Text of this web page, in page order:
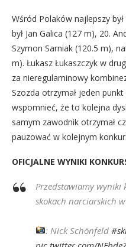
Wśród Polaków najlepszy
był Jan Galica (127 m), 20.
Szymon Sarniak (120.5 m),
m). Łukasz Łukaszczyk w
za nieregulaminowy
Szozda otrzymał jeden
wspomnieć, że to kolejna
samym zawodnik otrzymał
pauzować w kolejnym
OFICJALNE WYNIKI
Przedstawiamy wyniki
skokach narciarskich w
: Nick Schönfeld